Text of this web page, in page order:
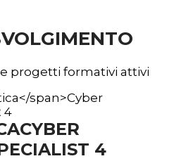
progetti formativi attivi
CYBER
4